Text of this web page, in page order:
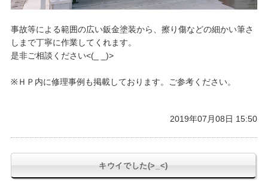
事故等による範囲の広い鈑金塗装から、擦り傷などの細かい筆さ
しまで丁寧に作業してくれます。
是非ご相談ください<(_ _)>
※ＨＰ内に修理事例も掲載しております。ご参考ください。
2019年07月08日 15:50
キウイでした(>_<)